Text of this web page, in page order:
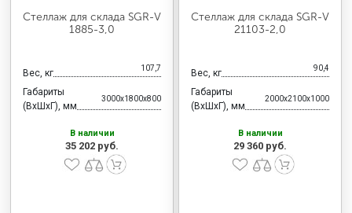
Стеллаж для склада SGR-V
1885-3,0
Вес, кг 107,7
Габариты
(ВхШхГ), мм
3000x1800x800
В наличии
35 202 руб.
Стеллаж для склада SGR-V
21103-2,0
Вес, кг 90,4
Габариты
(ВхШхГ), мм
2000x2100x1000
В наличии
29 360 руб.